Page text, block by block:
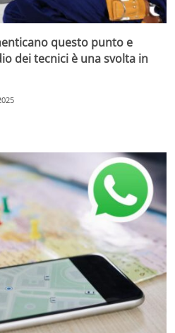
questo punto e
dei tecnici è una svolta in